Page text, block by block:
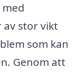
stor vikt
som kan
Genom att